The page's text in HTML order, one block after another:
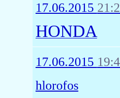
17.06.2015
HONDA
17.06.2015
hlorofos